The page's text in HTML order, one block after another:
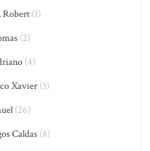
Robert(1)
(2)
(4)
Xavier(3)
(26)
Caldas (8)